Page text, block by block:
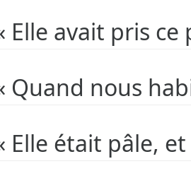
Elle avait pris ce
Quand nous
Elle était pâle,